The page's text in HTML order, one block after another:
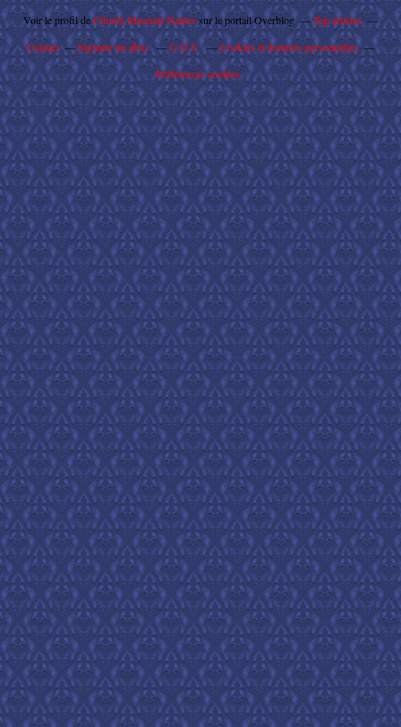
Voir le profil deCitroën Maserati Nantessur le portail Overblog
Top articles
Contact
Signaler un abus C.G.U.
Cookies et données personnelles
Préférences cookies